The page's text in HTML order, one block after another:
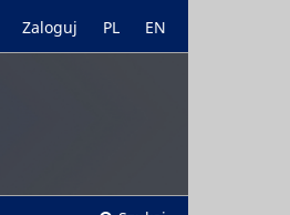
Zaloguj PL EN